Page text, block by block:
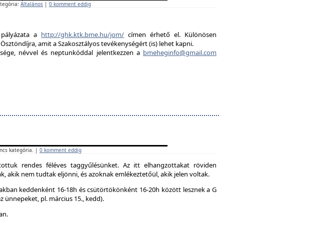
Általános | 0 komment eddig
a http://ghk.ktk.bme.hu/jom/ címen érhető el. Különösen
amit a Szakosztályos tevékenységért (is) lehet kapni.
névvel és neptunkóddal jelentkezzen a bmeheginfo@gmail.com
kategória. | 0 komment eddig
rendes féléves taggyűlésünket. Az itt elhangzottakat röviden
akik nem tudtak eljönni, és azoknak emlékeztetőül, akik jelen voltak.
keddenként 16-18h és csütörtökönként 16-20h között lesznek a G
ünnepeket, pl. március 15., kedd).